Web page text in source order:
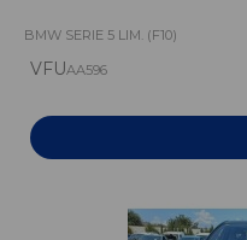
BMW SERIE 5 LIM. (F10)
VFUAA596